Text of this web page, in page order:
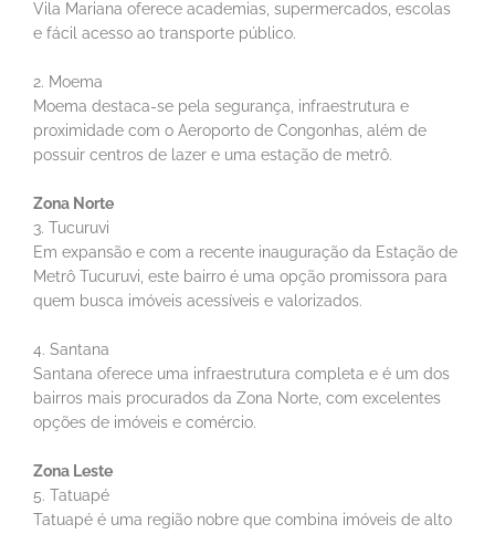
Vila Mariana oferece academias, supermercados, escolas
e fácil acesso ao transporte público.
2. Moema
Moema destaca-se pela segurança, infraestrutura e
proximidade com o Aeroporto de Congonhas, além de
possuir centros de lazer e uma estação de metrô.
Zona Norte
3. Tucuruvi
Em expansão e com a recente inauguração da Estação de
Metrô Tucuruvi, este bairro é uma opção promissora para
quem busca imóveis acessíveis e valorizados.
4. Santana
Santana oferece uma infraestrutura completa e é um dos
bairros mais procurados da Zona Norte, com excelentes
opções de imóveis e comércio.
Zona Leste
5. Tatuapé
Tatuapé é uma região nobre que combina imóveis de alto